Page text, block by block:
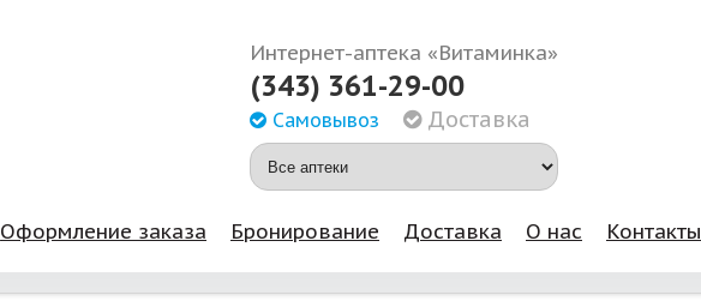
Интернет-аптека «Витаминка»
(343) 361-29-00
Самовывоз Доставка
Оформление заказа Бронирование Доставка О нас Контакты